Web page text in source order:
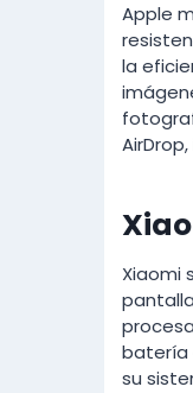
Apple
la
Xiaomi
batería
su